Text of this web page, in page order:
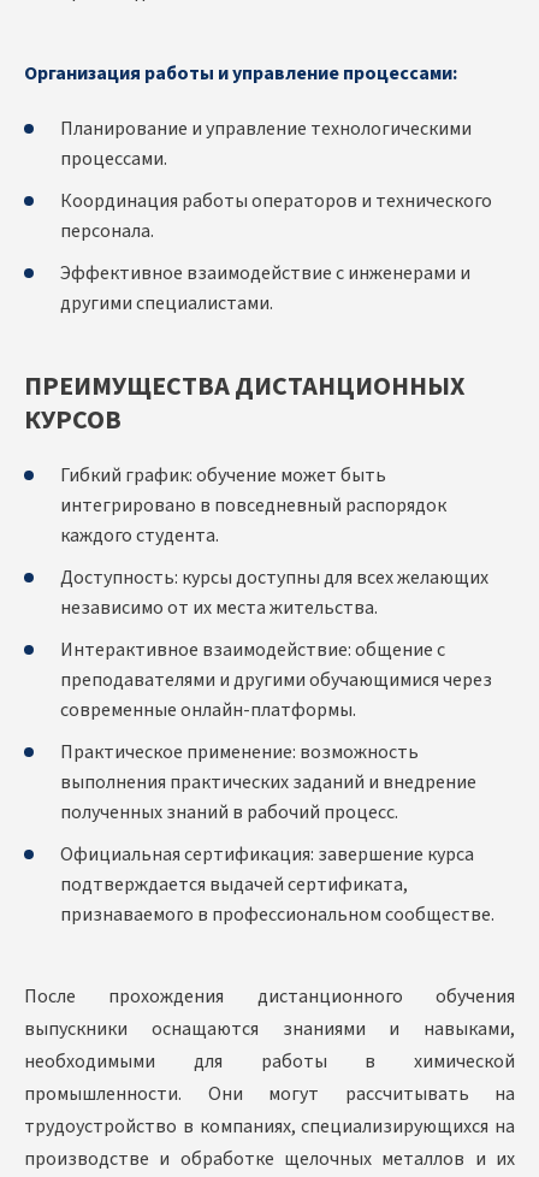
Организация работы и управление процессами:
Планирование и управление технологическими
процессами.
Координация работы операторов и технического
персонала.
Эффективное взаимодействие с инженерами и
другими специалистами.
ПРЕИМУЩЕСТВА ДИСТАНЦИОННЫХ
КУРСОВ
Гибкий график: обучение может быть
интегрировано в повседневный распорядок
каждого студента.
Доступность: курсы доступны для всех желающих
независимо от их места жительства.
Интерактивное взаимодействие: общение с
преподавателями и другими обучающимися через
современные онлайн-платформы.
Практическое применение: возможность
выполнения практических заданий и внедрение
полученных знаний в рабочий процесс.
Официальная сертификация: завершение курса
подтверждается выдачей сертификата,
признаваемого в профессиональном сообществе.
После прохождения дистанционного обучения
выпускники оснащаются знаниями и навыками,
необходимыми для работы в химической
промышленности. Они могут рассчитывать на
трудоустройство в компаниях, специализирующихся на
производстве и обработке щелочных металлов и их